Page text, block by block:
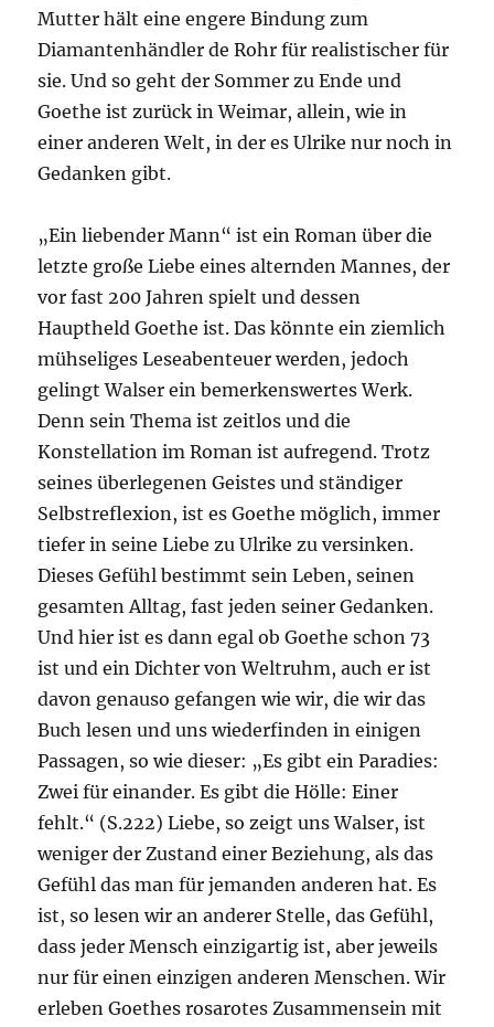
Mutter hält eine engere Bindung zum
Diamantenhändler de Rohr für realistischer für
sie. Und so geht der Sommer zu Ende und
Goethe ist zurück in Weimar, allein, wie in
einer anderen Welt, in der es Ulrike nur noch in
Gedanken gibt.
„Ein liebender Mann“ ist ein Roman über die
letzte große Liebe eines alternden Mannes, der
vor fast 200 Jahren spielt und dessen
Hauptheld Goethe ist. Das könnte ein ziemlich
mühseliges Leseabenteuer werden, jedoch
gelingt Walser ein bemerkenswertes Werk.
Denn sein Thema ist zeitlos und die
Konstellation im Roman ist aufregend. Trotz
seines überlegenen Geistes und ständiger
Selbstreflexion, ist es Goethe möglich, immer
tiefer in seine Liebe zu Ulrike zu versinken.
Dieses Gefühl bestimmt sein Leben, seinen
gesamten Alltag, fast jeden seiner Gedanken.
Und hier ist es dann egal ob Goethe schon 73
ist und ein Dichter von Weltruhm, auch er ist
davon genauso gefangen wie wir, die wir das
Buch lesen und uns wiederfinden in einigen
Passagen, so wie dieser: „Es gibt ein Paradies:
Zwei für einander. Es gibt die Hölle: Einer
fehlt.“ (S.222) Liebe, so zeigt uns Walser, ist
weniger der Zustand einer Beziehung, als das
Gefühl das man für jemanden anderen hat. Es
ist, so lesen wir an anderer Stelle, das Gefühl,
dass jeder Mensch einzigartig ist, aber jeweils
nur für einen einzigen anderen Menschen. Wir
erleben Goethes rosarotes Zusammensein mit